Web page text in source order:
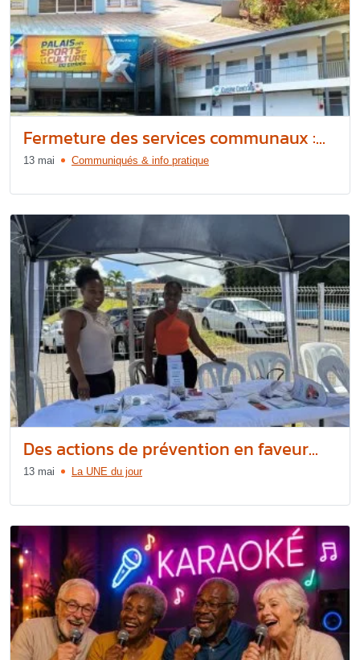
Fermeture des services communaux :...
13 mai Communiqués & info pratique
Des actions de prévention en faveur...
13 mai La UNE du jour